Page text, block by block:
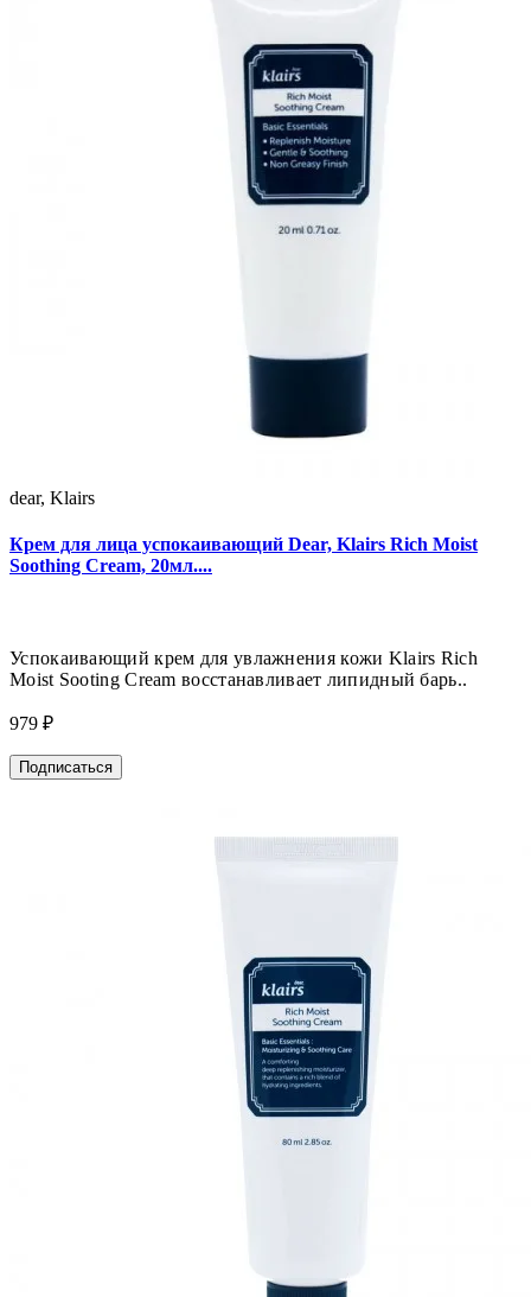
dear, Klairs
Крем для лица успокаивающий Dear, Klairs Rich Moist
Soothing Cream, 20мл....
Успокаивающий крем для увлажнения кожи Klairs Rich
Moist Sooting Cream восстанавливает липидный барь..
979 ₽
Подписаться